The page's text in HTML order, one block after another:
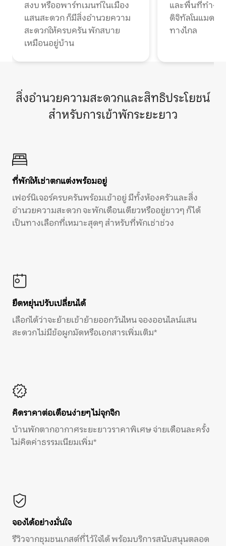
สงบ หรืออพาร์ทเมนท์ในเมือง
แสนสะดวก ก็มีสิ่งอำนวยความ
สะดวกให้ครบครัน พักสบาย
เหมือนอยู่บ้าน
และพื้นที่ทำงา
ดิจิทัลโนแมดแ
ทางไกล
สิ่งอำนวยความสะดวกและสิทธิประโยชน์
สำหรับการเข้าพักระยะยาว
ที่พักให้เช่าตกแต่งพร้อมอยู่
เฟอร์นิเจอร์ครบครันพร้อมเข้าอยู่ มีทั้งห้องครัวและสิ่ง
อำนวยความสะดวก จะพักเดือนเดียวหรืออยู่ยาวๆ ก็ได้
เป็นทางเลือกที่เหมาะสุดๆ สำหรับที่พักเช่าช่วง
ยืดหยุ่นปรับเปลี่ยนได้
เลือกได้ว่าจะย้ายเข้าย้ายออกวันไหน จองออนไลน์แสน
สะดวก ไม่มีข้อผูกมัดหรือเอกสารเพิ่มเติม*
คิดราคาต่อเดือนง่ายๆ ไม่จุกจิก
บ้านพักตากอากาศระยะยาวราคาพิเศษ จ่ายเดือนละครั้ง
ไม่คิดค่าธรรมเนียมเพิ่ม*
จองได้อย่างมั่นใจ
รีวิวจากชุมชนเกสต์ที่ไว้ใจได้ พร้อมบริการสนับสนุนตลอด